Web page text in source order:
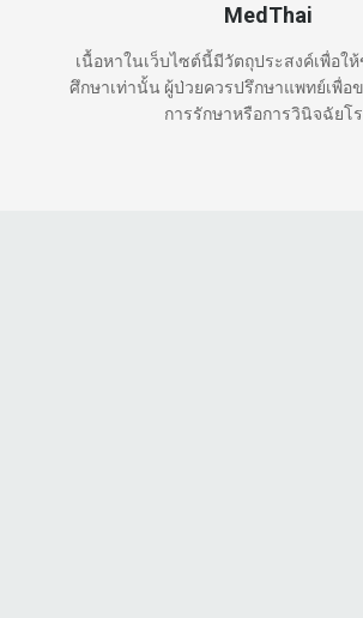
MedThai
เนื้อหาในเว็บไซต์นี้มีวัตถุประสงค์เพื่อใ
ศึกษาเท่านั้น ผู้ป่วยควรปรึกษาแพทย์เพื่อ
การรักษาหรือการวินิจฉัยโ